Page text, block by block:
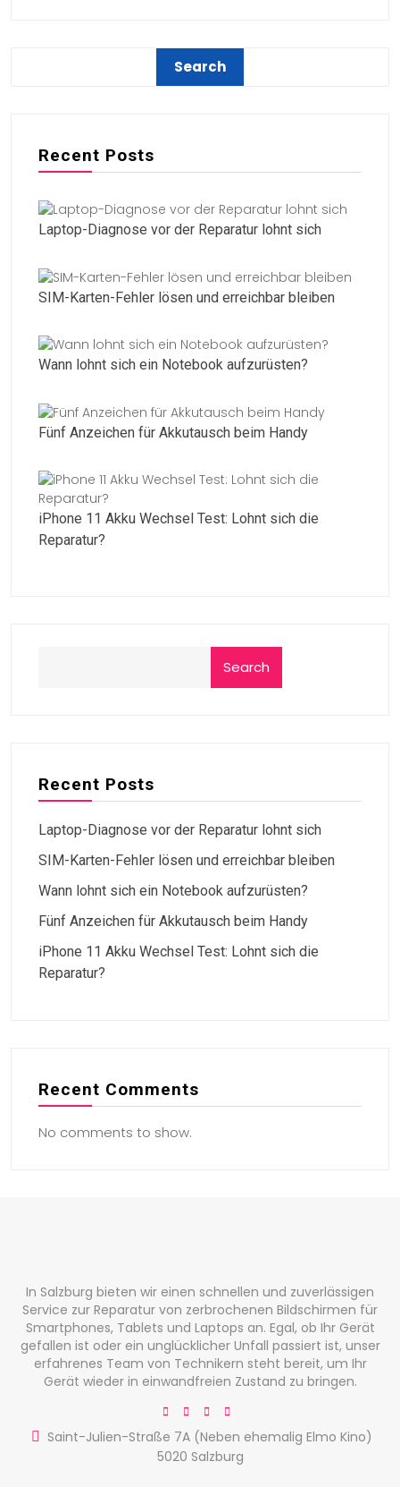
Recent Posts
Laptop-Diagnose vor der Reparatur lohnt sich
SIM-Karten-Fehler lösen und erreichbar bleiben
Wann lohnt sich ein Notebook aufzurüsten?
Fünf Anzeichen für Akkutausch beim Handy
iPhone 11 Akku Wechsel Test: Lohnt sich die
Reparatur?
Search
Recent Posts
Laptop-Diagnose vor der Reparatur lohnt sich
SIM-Karten-Fehler lösen und erreichbar bleiben
Wann lohnt sich ein Notebook aufzurüsten?
Fünf Anzeichen für Akkutausch beim Handy
iPhone 11 Akku Wechsel Test: Lohnt sich die
Reparatur?
Recent Comments
No comments to show.
In Salzburg bieten wir einen schnellen und zuverlässigen
Service zur Reparatur von zerbrochenen Bildschirmen für
Smartphones, Tablets und Laptops an. Egal, ob Ihr Gerät
gefallen ist oder ein unglücklicher Unfall passiert ist, unser
erfahrenes Team von Technikern steht bereit, um Ihr
Gerät wieder in einwandfreien Zustand zu bringen.
Saint-Julien-Straße 7A (Neben ehemalig Elmo Kino)
5020 Salzburg